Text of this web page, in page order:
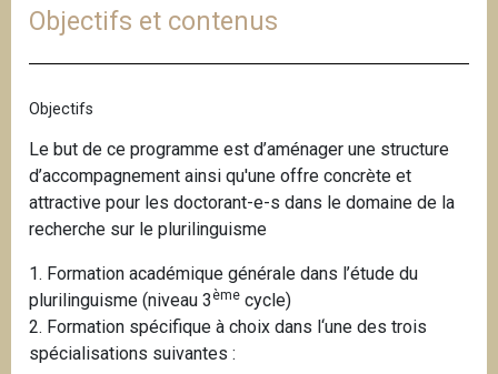
Objectifs et contenus
Objectifs
Le but de ce programme est d’aménager une structure
d’accompagnement ainsi qu'une offre concrète et
attractive pour les doctorant-e-s dans le domaine de la
recherche sur le plurilinguisme
1. Formation académique générale dans l’étude du
plurilinguisme (niveau 3 ème cycle)
2. Formation spécifique à choix dans l‘une des trois
spécialisations suivantes :